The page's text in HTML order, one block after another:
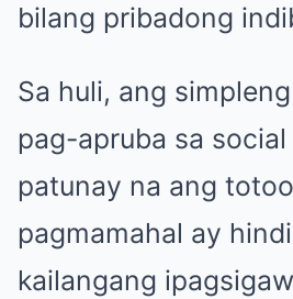
bilang pribadong
Sa huli, ang
pag-apruba sa
patunay na ang
pagmamahal ay
kailangang